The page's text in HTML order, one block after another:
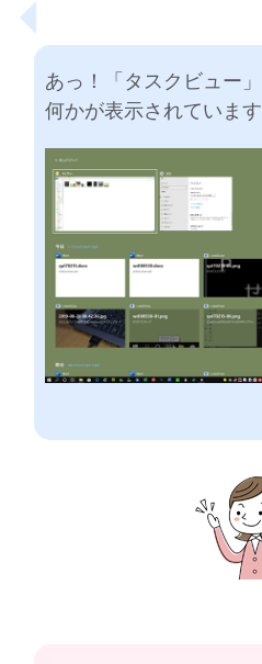
あっ！「タスクビュー
何かが表示されています